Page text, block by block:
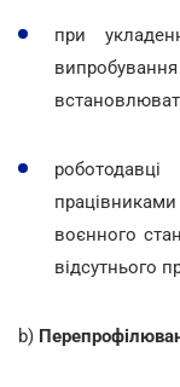
при
працівниками
воєнного
відсутнього
b)